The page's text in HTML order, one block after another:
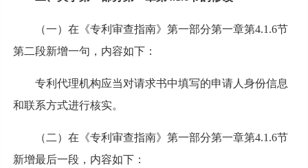
（一）在《专利审查指南》第一部分第一章第4.1.6节
第二段新增一句，内容如下：
专利代理机构应当对请求书中填写的申请人身份信息
和联系方式进行核实。
（二）在《专利审查指南》第一部分第一章第4.1.6节
新增最后一段，内容如下：